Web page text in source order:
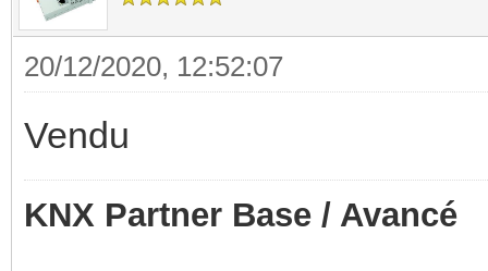
20/12/2020, 12:52:07
Vendu
KNX Partner Base / Avancé